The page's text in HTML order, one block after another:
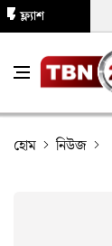
ফ্ল্যাশ
হোম নিউজ